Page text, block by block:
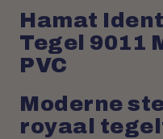
Hamat
Tegel 9011
PVC
Moderne
royaal